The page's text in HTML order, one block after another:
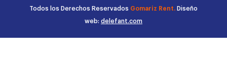
Todos los Derechos Reservados Gomariz Rent. Diseño
web: delefant.com